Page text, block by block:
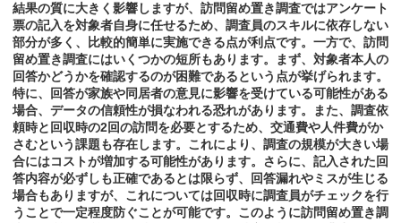
結果の質に大きく影響しますが、訪問留め置き調査ではアンケート
票の記入を対象者自身に任せるため、調査員のスキルに依存しない
部分が多く、比較的簡単に実施できる点が利点です。一方で、訪問
留め置き調査にはいくつかの短所もあります。まず、対象者本人の
回答かどうかを確認するのが困難であるという点が挙げられます。
特に、回答が家族や同居者の意見に影響を受けている可能性がある
場合、データの信頼性が損なわれる恐れがあります。また、調査依
頼時と回収時の2回の訪問を必要とするため、交通費や人件費がか
さむという課題も存在します。これにより、調査の規模が大きい場
合にはコストが増加する可能性があります。さらに、記入された回
答内容が必ずしも正確であるとは限らず、回答漏れやミスが生じる
場合もありますが、これについては回収時に調査員がチェックを行
うことで一定程度防ぐことが可能です。このように訪問留め置き調